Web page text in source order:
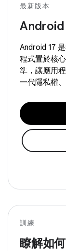
最新版本
Android
Android 17
程式置於核
準，讓應用
一代隱私權
訓練
瞭解如